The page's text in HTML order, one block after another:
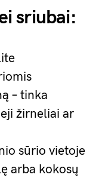
sriubai:
– tinka
žirneliai ar
sūrio vietoje
arba kokosų